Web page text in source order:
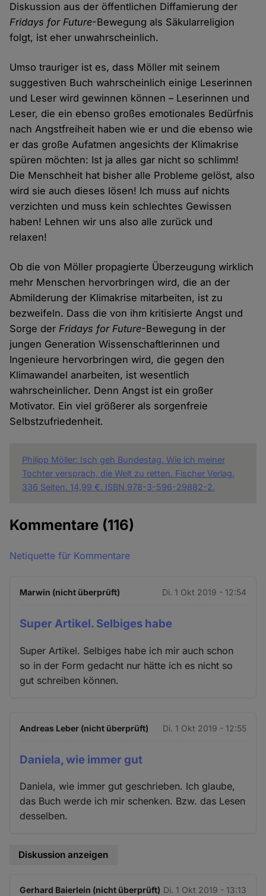
Diskussion aus der öffentlichen Diffamierung der
Fridays for Future-Bewegung als Säkularreligion
folgt, ist eher unwahrscheinlich.
Umso trauriger ist es, dass Möller mit seinem
suggestiven Buch wahrscheinlich einige Leserinnen
und Leser wird gewinnen können – Leserinnen und
Leser, die ein ebenso großes emotionales Bedürfnis
nach Angstfreiheit haben wie er und die ebenso wie
er das große Aufatmen angesichts der Klimakrise
spüren möchten: Ist ja alles gar nicht so schlimm!
Die Menschheit hat bisher alle Probleme gelöst, also
wird sie auch dieses lösen! Ich muss auf nichts
verzichten und muss kein schlechtes Gewissen
haben! Lehnen wir uns also alle zurück und
relaxen!
Ob die von Möller propagierte Überzeugung wirklich
mehr Menschen hervorbringen wird, die an der
Abmilderung der Klimakrise mitarbeiten, ist zu
bezweifeln. Dass die von ihm kritisierte Angst und
Sorge derFridays for Future-Bewegung in der
jungen Generation Wissenschaftlerinnen und
Ingenieure hervorbringen wird, die gegen den
Klimawandel anarbeiten, ist wesentlich
wahrscheinlicher. Denn Angst ist ein großer
Motivator. Ein viel größerer als sorgenfreie
Selbstzufriedenheit.
Philipp Möller: Isch geh Bundestag. Wie ich meiner
Tochter versprach, die Welt zu retten. Fischer Verlag.
336 Seiten. 14,99 €. ISBN 978-3-596-29882-2.
Kommentare (116)
Netiquette für Kommentare
Marwin (nicht überprüft) Di. 1 Okt 2019 - 12:54
Super Artikel. Selbiges habe
Super Artikel. Selbiges habe ich mir auch schon
so in der Form gedacht nur hätte ich es nicht so
gut schreiben können.
Andreas Leber (nicht überprüft) Di. 1 Okt 2019 - 12:55
Daniela, wie immer gut
Daniela, wie immer gut geschrieben. Ich glaube,
das Buch werde ich mir schenken. Bzw. das Lesen
desselben.
Diskussion anzeigen
Gerhard Baierlein (nicht überprüft) Di. 1 Okt 2019 - 13:13